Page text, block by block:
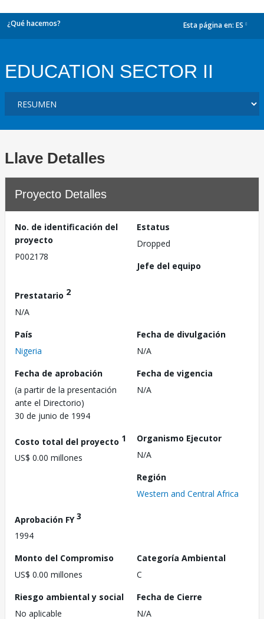
¿Qué hacemos? Esta página en: ES
EDUCATION SECTOR II
Llave Detalles
Proyecto Detalles
No. de identificación del
proyecto
P002178
Estatus
Dropped
Jefe del equipo
Prestatario 2
N/A
País
Nigeria
Fecha de divulgación
N/A
Fecha de aprobación
(a partir de la presentación
ante el Directorio)
30 de junio de 1994
Fecha de vigencia
N/A
Costo total del proyecto 1
US$ 0.00 millones
Organismo Ejecutor
N/A
Región
Western and Central Africa
Aprobación FY3
1994
Monto del Compromiso
US$ 0.00 millones
Categoría Ambiental
C
Riesgo ambiental y social
No aplicable
Fecha de Cierre
N/A